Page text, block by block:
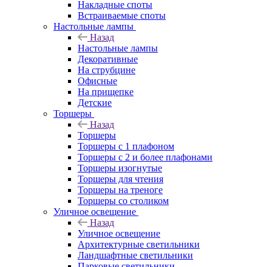
Накладные споты
Встраиваемые споты
Настольные лампы
Назад
Настольные лампы
Декоративные
На струбцине
Офисные
На прищепке
Детские
Торшеры
Назад
Торшеры
Торшеры с 1 плафоном
Торшеры с 2 и более плафонами
Торшеры изогнутые
Торшеры для чтения
Торшеры на треноге
Торшеры со столиком
Уличное освещение
Назад
Уличное освещение
Архитектурные светильники
Ландшафтные светильники